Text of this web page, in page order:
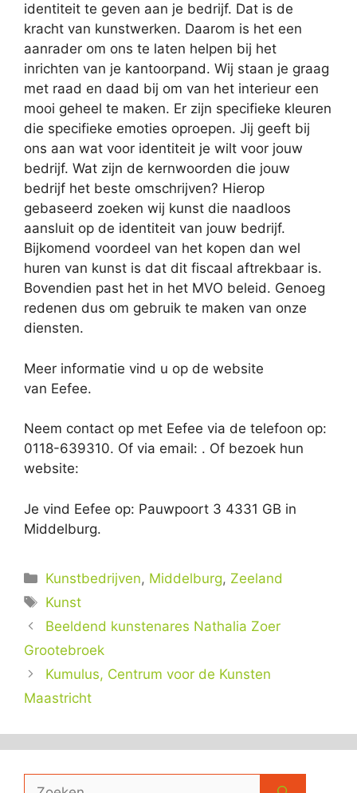
identiteit te geven aan je bedrijf. Dat is de
kracht van kunstwerken. Daarom is het een
aanrader om ons te laten helpen bij het
inrichten van je kantoorpand. Wij staan je graag
met raad en daad bij om van het interieur een
mooi geheel te maken. Er zijn specifieke kleuren
die specifieke emoties oproepen. Jij geeft bij
ons aan wat voor identiteit je wilt voor jouw
bedrijf. Wat zijn de kernwoorden die jouw
bedrijf het beste omschrijven? Hierop
gebaseerd zoeken wij kunst die naadloos
aansluit op de identiteit van jouw bedrijf.
Bijkomend voordeel van het kopen dan wel
huren van kunst is dat dit fiscaal aftrekbaar is.
Bovendien past het in het MVO beleid. Genoeg
redenen dus om gebruik te maken van onze
diensten.
Meer informatie vind u op de website
van Eefee.
Neem contact op met Eefee via de telefoon op:
0118-639310. Of via email: . Of bezoek hun
website:
Je vind Eefee op: Pauwpoort 3 4331 GB in
Middelburg.
Categorieën
Kunstbedrijven, Middelburg, Zeeland
Tags
Kunst
Beeldend kunstenares Nathalia Zoer
Grootebroek
Kumulus, Centrum voor de Kunsten
Maastricht